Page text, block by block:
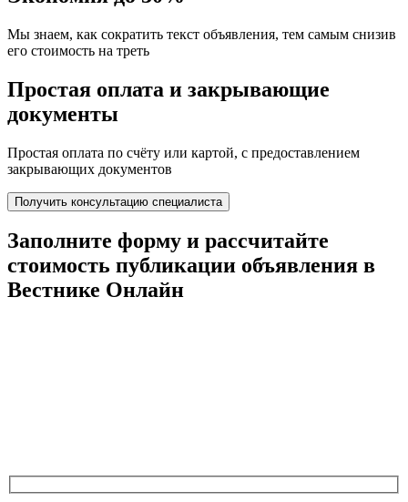
Мы знаем, как сократить текст объявления, тем самым снизив
его стоимость на треть
Простая оплата и закрывающие
документы
Простая оплата по счёту или картой, с предоставлением
закрывающих документов
Получить консультацию специалиста
Заполните форму и рассчитайте
стоимость публикации объявления в
Вестнике Онлайн